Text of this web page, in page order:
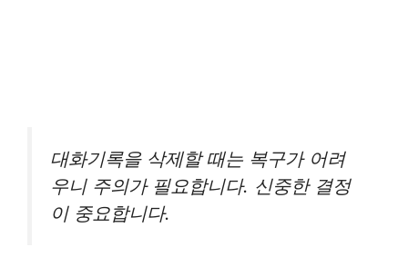
대화기록을 삭제할 때는 복구가 어려
우니 주의가 필요합니다. 신중한 결정
이 중요합니다.